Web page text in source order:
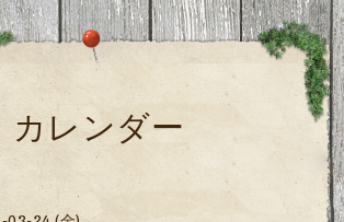
カレンダー